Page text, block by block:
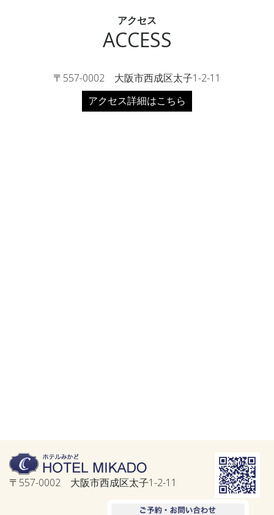
アクセス
ACCESS
〒557-0002 大阪市西成区太子1-2-11
アクセス詳細はこちら
〒557-0002 大阪市西成区太子1-2-11